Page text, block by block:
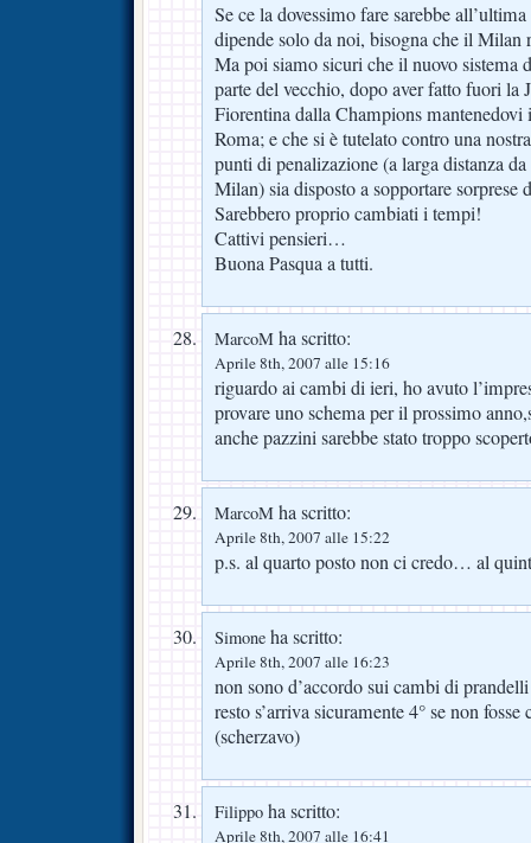
Se ce la dovessimo fare sarebbe
dipende solo da noi, bisogna che il Milan
Ma poi siamo sicuri che il nuovo sistema
parte del vecchio, dopo aver fatto fuori la
Fiorentina dalla Champions
Roma; e che si è tutelato contro una
punti di penalizazione (a larga distanza
Milan) sia disposto a sopportare sorprese
Sarebbero proprio cambiati i tempi!
Cattivi pensieri…
Buona Pasqua a tutti.
MarcoM ha scritto:
Aprile 8th, 2007 alle 15:16
riguardo ai cambi di ieri, ho avuto
provare uno schema per il prossimo
anche pazzini sarebbe stato troppo
MarcoM ha scritto:
Aprile 8th, 2007 alle 15:22
p.s. al quarto posto non ci credo… al
Simone ha scritto:
Aprile 8th, 2007 alle 16:23
non sono d’accordo sui cambi di
resto s’arriva sicuramente 4° se non
(scherzavo)
Filippo ha scritto:
Aprile 8th, 2007 alle 16:41